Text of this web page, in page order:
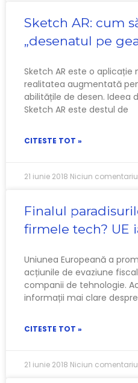
Sketch AR: cum
„desenatul pe
Sketch AR este o
realitatea augmentată
abilitățile de desen. Ideea
Sketch AR este destul de
CITESTE TOT »
21 iunie 2018 Niciun comentariu
Finalul
firmele tech? UE
Uniunea Europeană a
acțiunile de evaziune
companii de tehnologie.
informații mai clare despre
CITESTE TOT »
21 iunie 2018 Niciun comentariu